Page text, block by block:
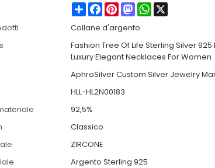
ShareFacebook
PinterestMastodonWhatsApp
X
Collane d'argento
Fashion Tree Of Life Sterling Silver
Luxury Elegant Necklaces For Women
AphroSilver Custom Silver Jewelry
HLL-HL2N00183
92,5%
Classico
ZIRCONE
Argento Sterling 925